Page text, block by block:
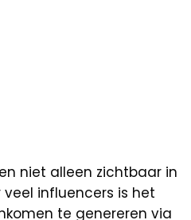
niet alleen zichtbaar in
influencers is het
te genereren via